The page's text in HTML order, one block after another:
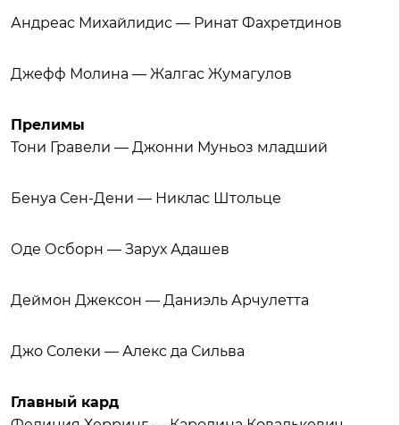
Андреас Михайлидис — Ринат Фахретдинов
Джефф Молина — Жалгас Жумагулов
Прелимы
Тони Гравели — Джонни Муньоз младший
Бенуа Сен-Дени — Никлас Штольце
Оде Осборн — Зарух Адашев
Деймон Джексон — Даниэль Арчулетта
Джо Солеки — Алекс да Сильва
Главный кард